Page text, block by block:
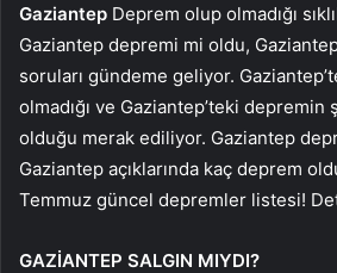
Gaziantep Deprem olup olmadığı
Gaziantep depremi mi oldu,
soruları gündeme geliyor.
olmadığı ve Gaziantep’teki
olduğu merak ediliyor. Gaziantep
Gaziantep açıklarında kaç deprem
Temmuz güncel depremler listesi!
GAZİANTEP SALGIN MIYDI?